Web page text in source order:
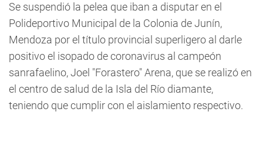
Se suspendió la pelea que iban a disputar en el
Polideportivo Municipal de la Colonia de Junín,
Mendoza por el título provincial superligero al darle
positivo el isopado de coronavirus al campeón
sanrafaelino, Joel "Forastero" Arena, que se realizó en
el centro de salud de la Isla del Río diamante,
teniendo que cumplir con el aislamiento respectivo.